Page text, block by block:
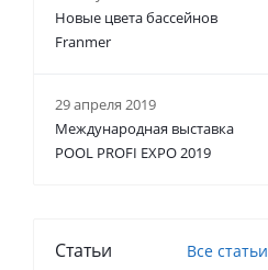
Новые цвета бассейнов
Franmer
29 апреля 2019
Международная выставка
POOL PROFI EXPO 2019
Статьи Все статьи